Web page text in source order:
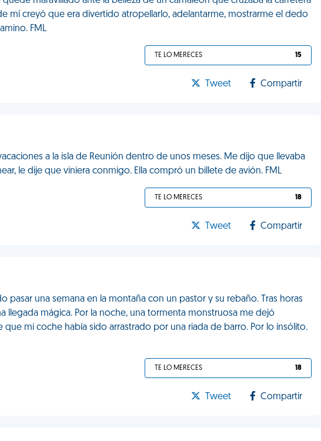
mí creyó que era divertido atropellarlo, adelantarme, mostrarme el dedo
FML
TE LO MERECES 15
Tweet Compartir
a la isla de Reunión dentro de unos meses. Me dijo que llevaba
le dije que viniera conmigo. Ella compró un billete de avión. FML
TE LO MERECES 18
Tweet Compartir
pasar una semana en la montaña con un pastor y su rebaño. Tras horas
llegada mágica. Por la noche, una tormenta monstruosa me dejó
que mi coche había sido arrastrado por una riada de barro. Por lo insólito.
TE LO MERECES 18
Tweet Compartir